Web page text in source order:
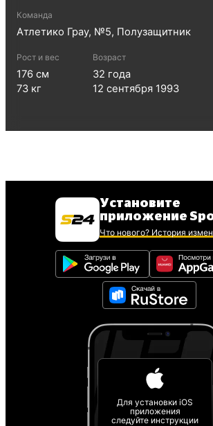
Команда
Атлетико Грау, №5, Полузащитник
Рост и вес
176 см
73 кг
Возраст
32 года
12 сентября 1993
Установите
приложение
Что нового? История
Для установки iOS
приложения
следуйте инструкции